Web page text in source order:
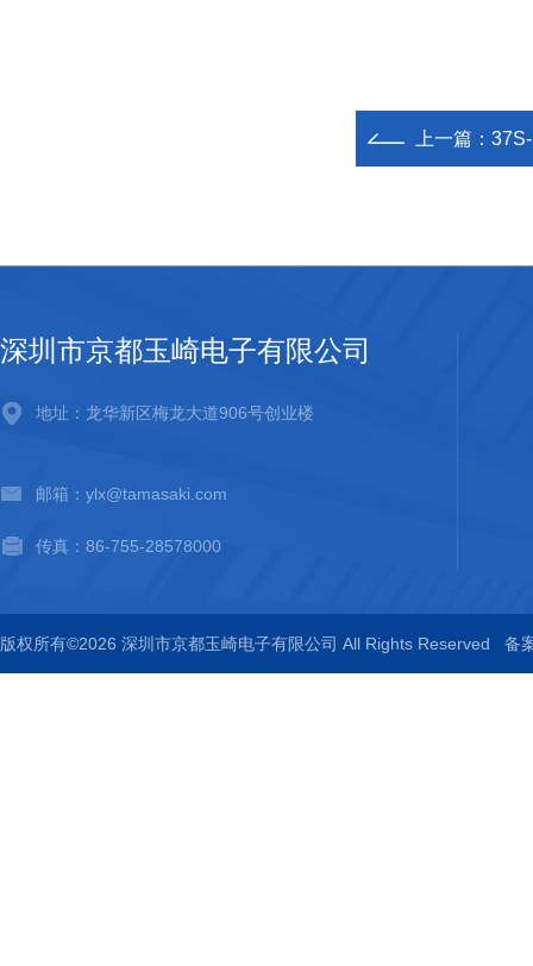
上一篇：
深圳市京都玉崎电子有限公司
地址：龙华新区梅龙大道906号创业楼
邮箱：ylx@tamasaki.com
传真：86-755-28578000
版权所有©2026 深圳市京都玉崎电子有限公司 All Rights Reserved 备